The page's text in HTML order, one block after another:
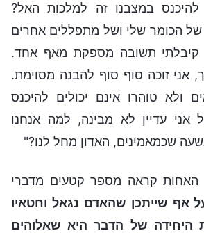
במצבנו זה למלכות האל?
הכומר שלי ושל מתפללים אחרים
קיבלתי תשובה מספקת מאף אחד.
אני זוכה סוף סוף להבנה מסוימת.
ולא טוהרו אינם יכולים להיכנס
אני עדיין לא מבינה, למה אנחנו
שכמאמינים, האדון מחל לנו?"
האחות קראה מספר קטעים מדברי
אף שייתכן שהאדם נגאל וחטאיו
היחידה של הדבר היא שאלוהים